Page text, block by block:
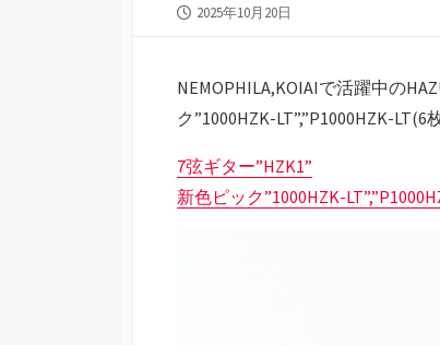
公
2025年10月20日
NEMOPHILA,KOIAIで活躍中の
ク”1000HZK-LT”,”P1000HZK-LT(6
7弦ギター”HZK1”
新色ピック”1000HZK-